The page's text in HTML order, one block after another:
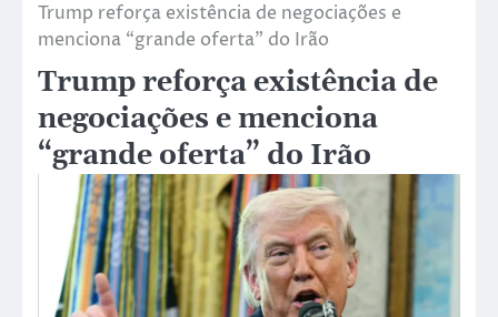
Trump reforça existência de negociações e
menciona “grande oferta” do Irão
Trump reforça existência de
negociações e menciona
“grande oferta” do Irão